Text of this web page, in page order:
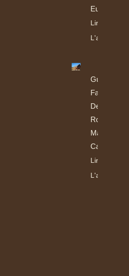
Europe
Lire
L'article
Guide De
Fabrication
Des
Rondins Et
Madriers
Calibrés
Lire
L'article